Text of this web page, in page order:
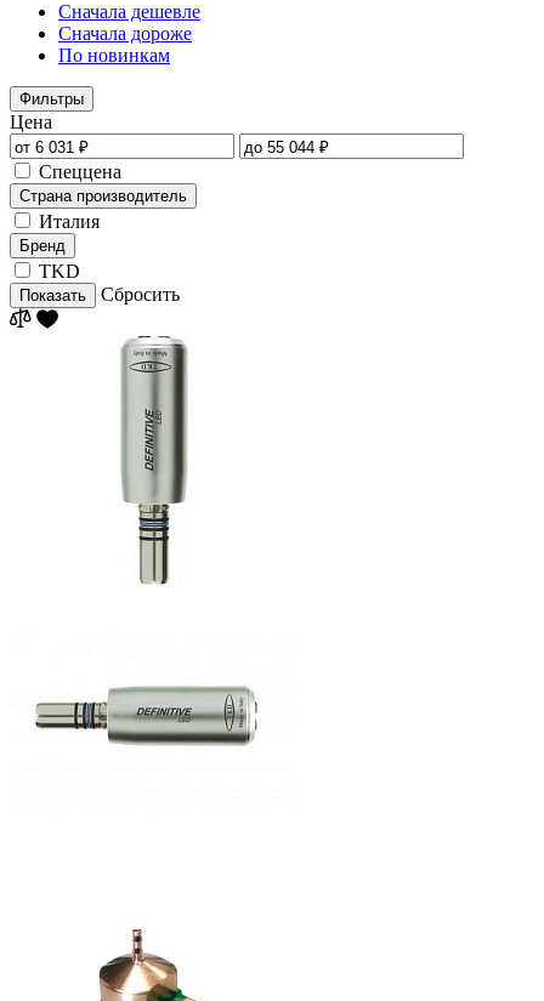
Сначала дешевле
Сначала дороже
По новинкам
Фильтры
Цена
Спеццена
Страна производитель
Италия
Бренд
TKD
Показать Сбросить